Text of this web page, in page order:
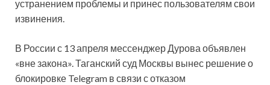
устранением проблемы и принес пользователям свои
извинения.
В России с 13 апреля мессенджер Дурова объявлен
«вне закона». Таганский суд Москвы вынес решение о
блокировке Telegram в связи с отказом